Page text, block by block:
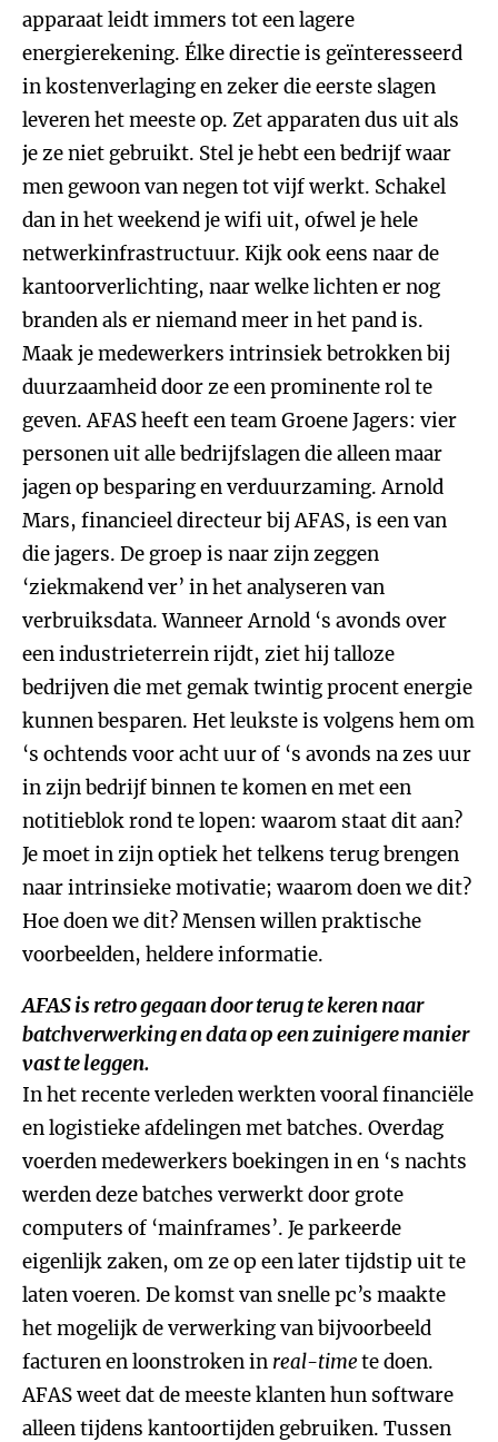
apparaat leidt immers tot een lagere
energierekening. Élke directie is geïnteresseerd
in kostenverlaging en zeker die eerste slagen
leveren het meeste op. Zet apparaten dus uit als
je ze niet gebruikt. Stel je hebt een bedrijf waar
men gewoon van negen tot vijf werkt. Schakel
dan in het weekend je wifi uit, ofwel je hele
netwerkinfrastructuur. Kijk ook eens naar de
kantoorverlichting, naar welke lichten er nog
branden als er niemand meer in het pand is.
Maak je medewerkers intrinsiek betrokken bij
duurzaamheid door ze een prominente rol te
geven. AFAS heeft een team Groene Jagers: vier
personen uit alle bedrijfslagen die alleen maar
jagen op besparing en verduurzaming. Arnold
Mars, financieel directeur bij AFAS, is een van
die jagers. De groep is naar zijn zeggen
‘ziekmakend ver’ in het analyseren van
verbruiksdata. Wanneer Arnold ‘s avonds over
een industrieterrein rijdt, ziet hij talloze
bedrijven die met gemak twintig procent energie
kunnen besparen. Het leukste is volgens hem om
‘s ochtends voor acht uur of ‘s avonds na zes uur
in zijn bedrijf binnen te komen en met een
notitieblok rond te lopen: waarom staat dit aan?
Je moet in zijn optiek het telkens terug brengen
naar intrinsieke motivatie; waarom doen we dit?
Hoe doen we dit? Mensen willen praktische
voorbeelden, heldere informatie.
AFAS is retro gegaan door terug te keren naar
batchverwerking en data op een zuinigere manier
vast te leggen.
In het recente verleden werkten vooral financiële
en logistieke afdelingen met batches. Overdag
voerden medewerkers boekingen in en ‘s nachts
werden deze batches verwerkt door grote
computers of ‘mainframes’. Je parkeerde
eigenlijk zaken, om ze op een later tijdstip uit te
laten voeren. De komst van snelle pc’s maakte
het mogelijk de verwerking van bijvoorbeeld
facturen en loonstroken in real-timete doen.
AFAS weet dat de meeste klanten hun software
alleen tijdens kantoortijden gebruiken. Tussen